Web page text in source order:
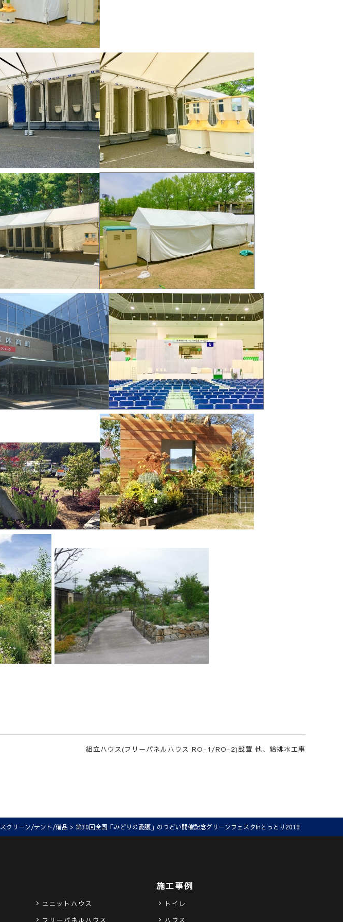
組立ハウス(フリーパネルハウス RO-1/RO-2)設置 他、給排水工事
スクリーン/テント/備品 > 第30回全国「みどりの愛護」のつどい開催記念グリーンフェスタInとっとり2019
ユニットハウス
フリーパネルハウス
施工事例
トイレ
ハウス